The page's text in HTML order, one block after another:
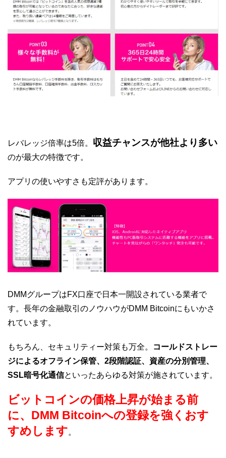
レバレッジ倍率は5倍。 収益チャンスが他社より多い
のが最大の特徴です。
アプリの使いやすさも定評があります。
DMMグループはFX口座で日本一開設されている業者で
す。長年の金融取引のノウハウがDMM Bitcoinにもいかさ
れています。
もちろん、セキュリティー対策も万全。
コールドストレー
ジによるオフライン保管、2段階認証、資産の分別管理、
SSL暗号化通信といったあらゆる対策が施されています。
ビットコインの価格上昇が始まる前
に、DMM Bitcoinへの登録を強くおす
すめします。